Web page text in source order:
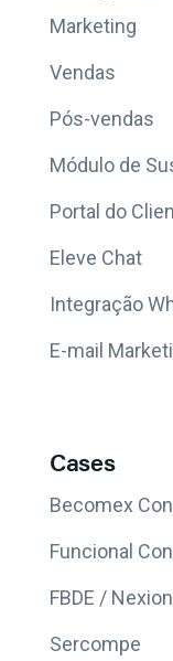
Marketing
Vendas
Pós-vendas
Módulo de
Portal do
Eleve Chat
Integração
E-mail
Cases
Becomex
Funcional
FBDE / Nexion
Sercompe